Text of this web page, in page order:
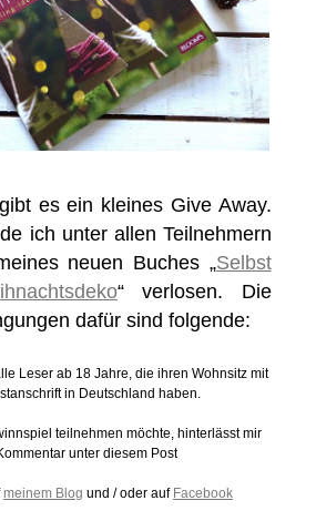
es ein kleines Give Away.
ich unter allen Teilnehmern
neuen Buches „Selbst
“ verlosen. Die
dafür sind folgende:
Leser ab 18 Jahre, die ihren Wohnsitz mit
in Deutschland haben.
teilnehmen möchte, hinterlässt mir
unter diesem Post
meinem Blog und / oder auf Facebook